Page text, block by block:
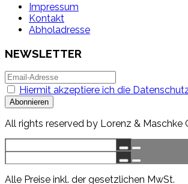
Impressum
Kontakt
Abholadresse
NEWSLETTER
Hiermit akzeptiere ich die
All rights reserved by Lorenz & Maschke
Alle Preise inkl. der gesetzlichen MwSt.